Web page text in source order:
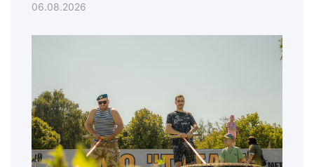
06.08.2026